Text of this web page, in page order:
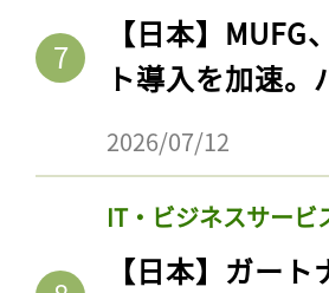
【日本】
ト導入を加速
2026/07/12
IT・ビジネスサービ
【日本】ガー